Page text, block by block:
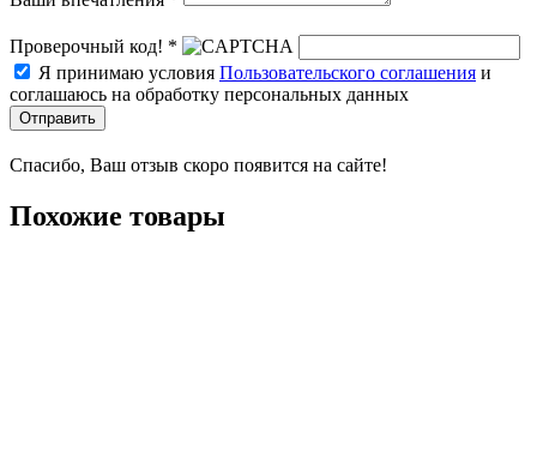
Проверочный код! *
Я принимаю условия Пользовательского соглашения и
соглашаюсь на обработку персональных данных
Отправить
Спасибо, Ваш отзыв скоро появится на сайте!
Похожие товары